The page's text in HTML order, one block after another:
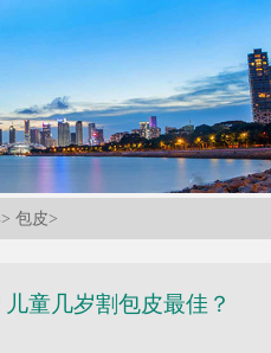
> 包皮>
童几岁割包皮最佳？